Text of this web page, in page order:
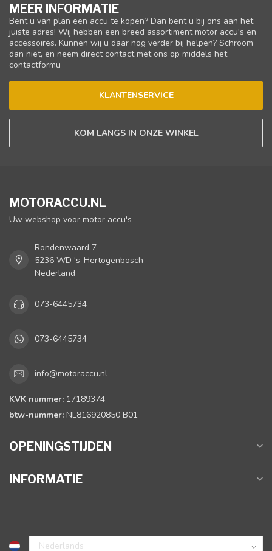
MEER INFORMATIE
Bent u van plan een accu te kopen? Dan bent u bij ons aan het
juiste adres! Wij hebben een breed assortiment motor accu's en
accessoires. Kunnen wij u daar nog verder bij helpen? Schroom
dan niet, en neem direct contact met ons op middels het
contactformu
KLANTENSERVICE
KOM LANGS IN ONZE WINKEL
MOTORACCU.NL
Uw webshop voor motor accu's
Rondenwaard 7
5236 WD 's-Hertogenbosch
Nederland
073-6445734
073-6445734
info@motoraccu.nl
KVK nummer: 17189374
btw-nummer: NL816920850 B01
OPENINGSTIJDEN
INFORMATIE